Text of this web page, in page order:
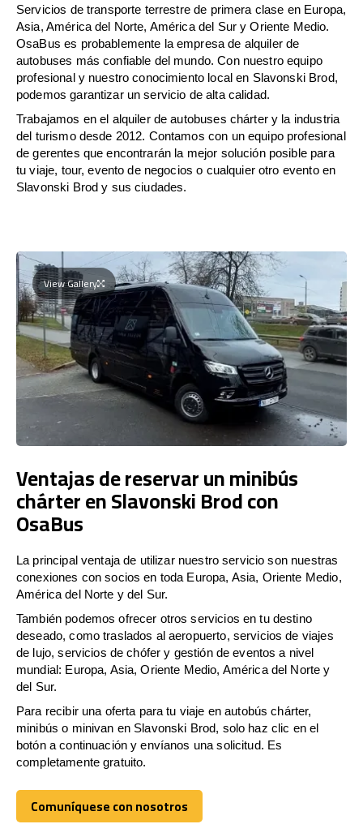
Servicios de transporte terrestre de primera clase en Europa,
Asia, América del Norte, América del Sur y Oriente Medio.
OsaBus es probablemente la empresa de alquiler de
autobuses más confiable del mundo. Con nuestro equipo
profesional y nuestro conocimiento local en Slavonski Brod,
podemos garantizar un servicio de alta calidad.
Trabajamos en el alquiler de autobuses chárter y la industria
del turismo desde 2012. Contamos con un equipo profesional
de gerentes que encontrarán la mejor solución posible para
tu viaje, tour, evento de negocios o cualquier otro evento en
Slavonski Brod y sus ciudades.
View Gallery
Ventajas de reservar un minibús
chárter en Slavonski Brod con
OsaBus
La principal ventaja de utilizar nuestro servicio son nuestras
conexiones con socios en toda Europa, Asia, Oriente Medio,
América del Norte y del Sur.
También podemos ofrecer otros servicios en tu destino
deseado, como traslados al aeropuerto, servicios de viajes
de lujo, servicios de chófer y gestión de eventos a nivel
mundial: Europa, Asia, Oriente Medio, América del Norte y
del Sur.
Para recibir una oferta para tu viaje en autobús chárter,
minibús o minivan en Slavonski Brod, solo haz clic en el
botón a continuación y envíanos una solicitud. Es
completamente gratuito.
Comuníquese con nosotros
Comuníquese con nosotros